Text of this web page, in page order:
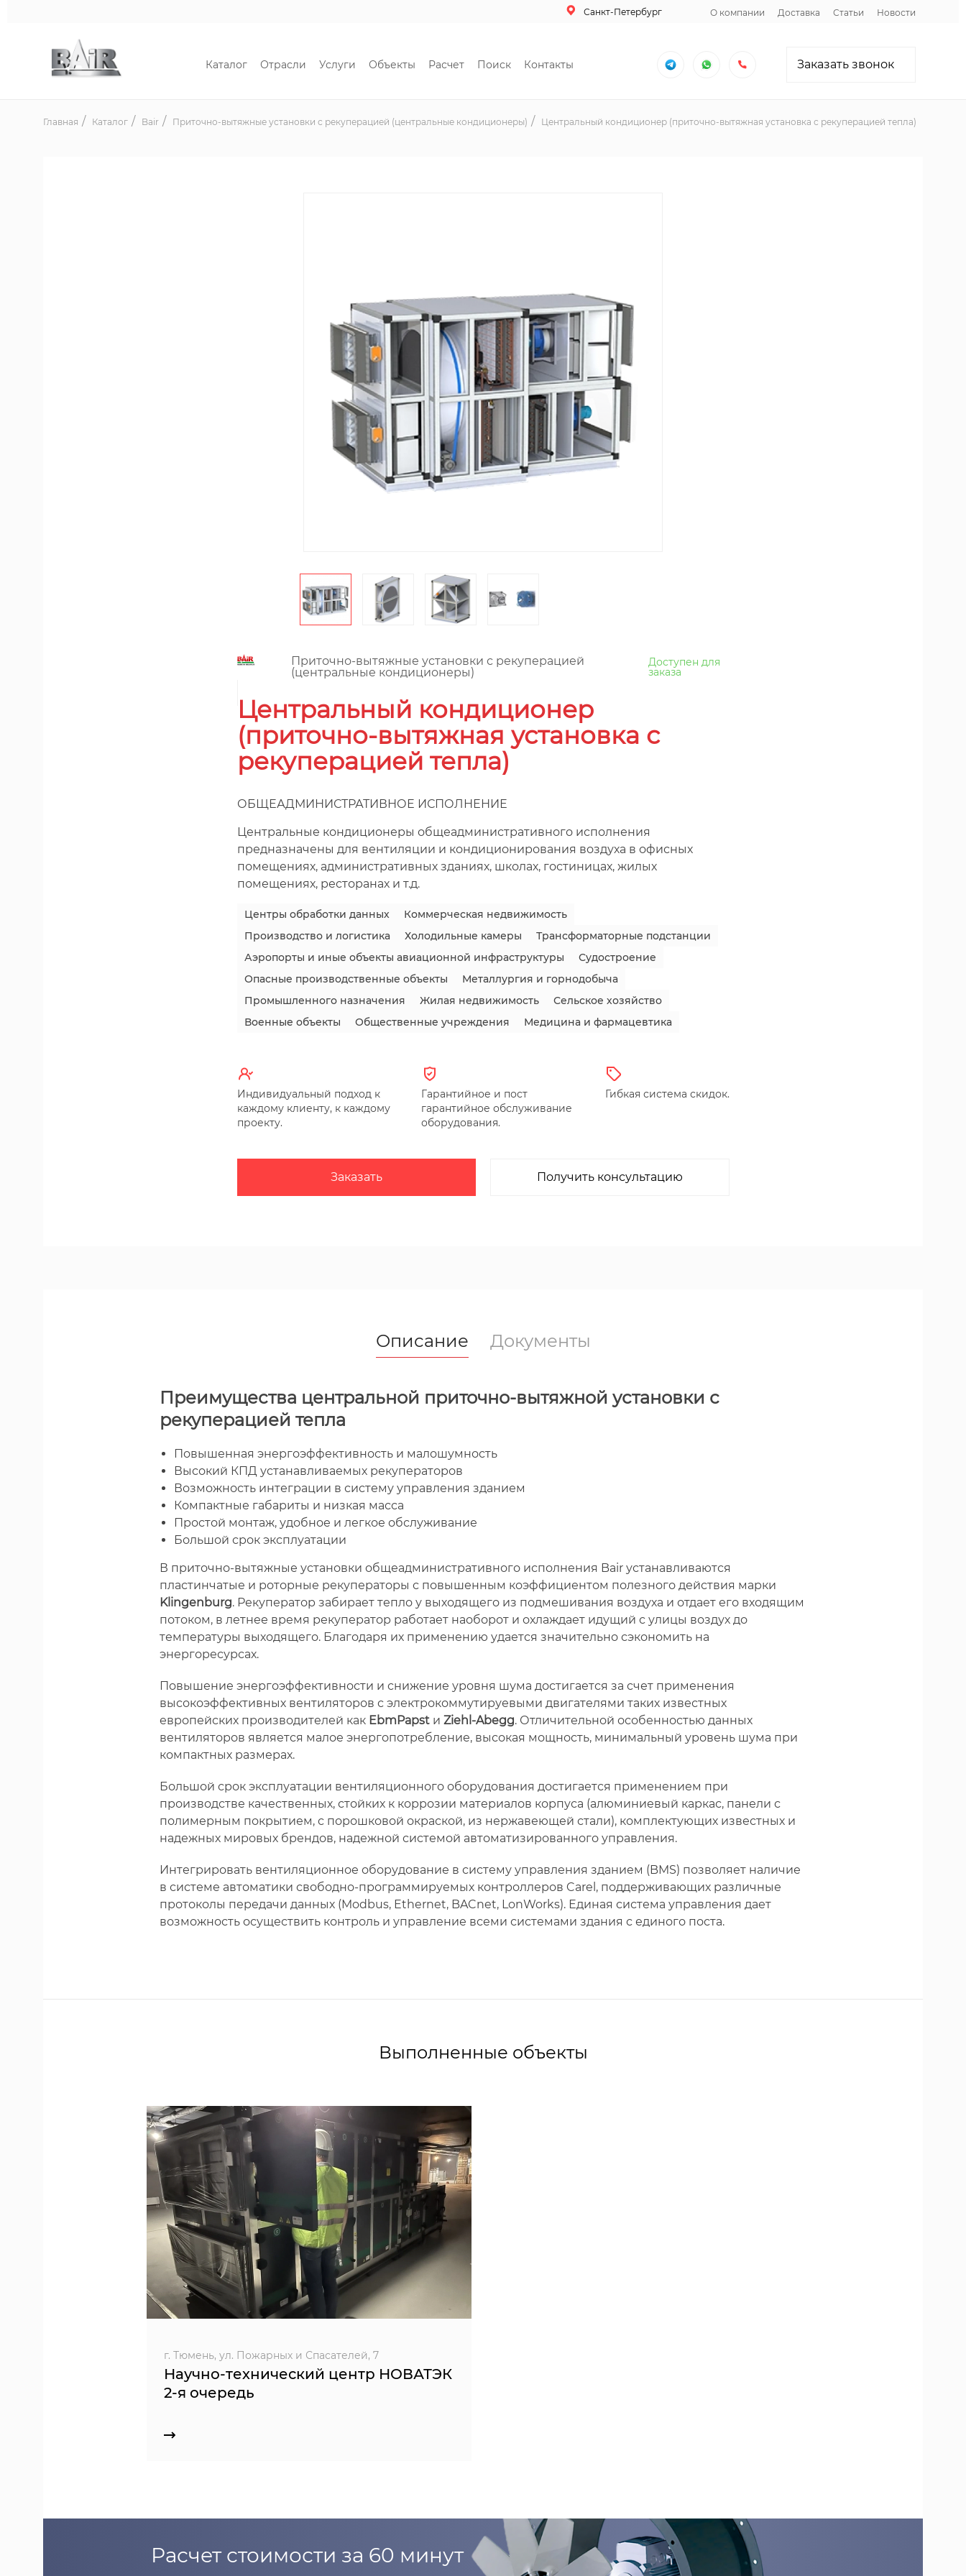
О компании Доставка Статьи Новости
Санкт-Петербург
Каталог Отрасли Услуги Объекты Расчет Поиск Контакты Заказать звонок
Главная Каталог Bair Приточно-вытяжные установки с рекуперацией (центральные кондиционеры) Центральный кондиционер (приточно-вытяжная установка с рекуперацией тепла)
Приточно-вытяжные установки с рекуперацией
(центральные кондиционеры)
Доступен для
заказа
Центральный кондиционер
(приточно-вытяжная установка с
рекуперацией тепла)
ОБЩЕАДМИНИСТРАТИВНОЕ ИСПОЛНЕНИЕ
Центральные кондиционеры общеадминистративного исполнения
предназначены для вентиляции и кондиционирования воздуха в офисных
помещениях, административных зданиях, школах, гостиницах, жилых
помещениях, ресторанах и т.д.
Центры обработки данных
Коммерческая недвижимость
Производство и логистика
Холодильные камеры
Трансформаторные подстанции
Аэропорты и иные объекты авиационной инфраструктуры
Судостроение
Опасные производственные объекты
Металлургия и горнодобыча
Промышленного назначения
Жилая недвижимость
Сельское хозяйство
Военные объекты
Общественные учреждения Медицина и фармацевтика
Индивидуальный подход к
каждому клиенту, к каждому
проекту.
Гарантийное и пост
гарантийное обслуживание
оборудования.
Гибкая система скидок.
Заказать Получить консультацию
Описание Документы
Преимущества центральной приточно-вытяжной установки с
рекуперацией тепла
Повышенная энергоэффективность и малошумность
Высокий КПД устанавливаемых рекуператоров
Возможность интеграции в систему управления зданием
Компактные габариты и низкая масса
Простой монтаж, удобное и легкое обслуживание
Большой срок эксплуатации
В приточно-вытяжные установки общеадминистративного исполнения Bair устанавливаются
пластинчатые и роторные рекуператоры с повышенным коэффициентом полезного действия марки
Klingenburg. Рекуператор забирает тепло у выходящего из подмешивания воздуха и отдает его входящим
потоком, в летнее время рекуператор работает наоборот и охлаждает идущий с улицы воздух до
температуры выходящего. Благодаря их применению удается значительно сэкономить на
энергоресурсах.
Повышение энергоэффективности и снижение уровня шума достигается за счет применения
высокоэффективных вентиляторов с электрокоммутируевыми двигателями таких известных
европейских производителей как EbmPapst и Ziehl-Abegg. Отличительной особенностью данных
вентиляторов является малое энергопотребление, высокая мощность, минимальный уровень шума при
компактных размерах.
Большой срок эксплуатации вентиляционного оборудования достигается применением при
производстве качественных, стойких к коррозии материалов корпуса (алюминиевый каркас, панели с
полимерным покрытием, с порошковой окраской, из нержавеющей стали), комплектующих известных и
надежных мировых брендов, надежной системой автоматизированного управления.
Интегрировать вентиляционное оборудование в систему управления зданием (BMS) позволяет наличие
в системе автоматики свободно-программируемых контроллеров Carel, поддерживающих различные
протоколы передачи данных (Modbus, Ethernet, BACnet, LonWorks). Единая система управления дает
возможность осуществить контроль и управление всеми системами здания с единого поста.
Выполненные объекты
г. Тюмень, ул. Пожарных и Спасателей, 7
Научно-технический центр НОВАТЭК
2-я очередь
Расчет стоимости за 60 минут